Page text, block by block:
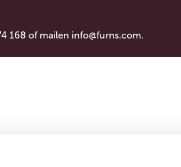
168 of mailen info@furns.com.